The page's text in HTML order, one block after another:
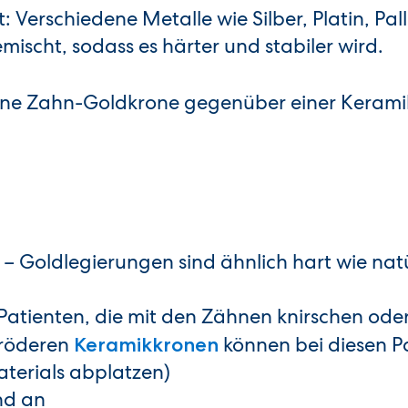
Metalle wie Silber, Platin,
sodass es härter und stabiler wird.
Zahn-Goldkrone gegenüber einer
Goldlegierungen sind ähnlich hart wie
die mit den Zähnen knirschen
Keramikkronen können bei diesen
abplatzen)
an